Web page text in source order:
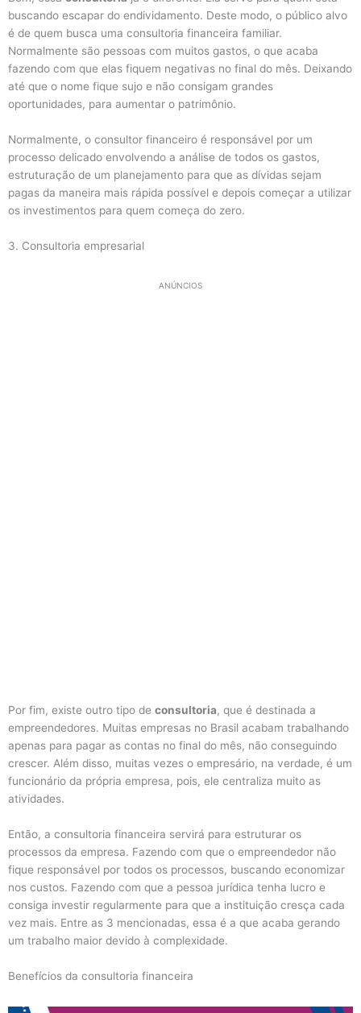
buscando escapar do endividamento. Deste modo, o público alvo
é de quem busca uma consultoria financeira familiar.
Normalmente são pessoas com muitos gastos, o que acaba
fazendo com que elas fiquem negativas no final do mês. Deixando
até que o nome fique sujo e não consigam grandes
oportunidades, para aumentar o patrimônio.
Normalmente, o consultor financeiro é responsável por um
processo delicado envolvendo a análise de todos os gastos,
estruturação de um planejamento para que as dívidas sejam
pagas da maneira mais rápida possível e depois começar a utilizar
os investimentos para quem começa do zero.
3. Consultoria empresarial
ANÚNCIOS
Por fim, existe outro tipo de consultoria, que é destinada a
empreendedores. Muitas empresas no Brasil acabam trabalhando
apenas para pagar as contas no final do mês, não conseguindo
crescer. Além disso, muitas vezes o empresário, na verdade, é um
funcionário da própria empresa, pois, ele centraliza muito as
atividades.
Então, a consultoria financeira servirá para estruturar os
processos da empresa. Fazendo com que o empreendedor não
fique responsável por todos os processos, buscando economizar
nos custos. Fazendo com que a pessoa jurídica tenha lucro e
consiga investir regularmente para que a instituição cresça cada
vez mais. Entre as 3 mencionadas, essa é a que acaba gerando
um trabalho maior devido à complexidade.
Benefícios da consultoria financeira